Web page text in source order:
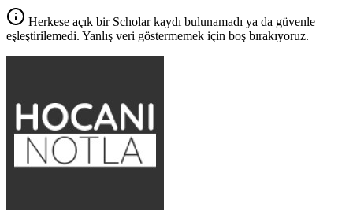
Herkese açık bir Scholar kaydı bulunamadı ya da güvenle
eşleştirilemedi. Yanlış veri göstermemek için boş bırakıyoruz.